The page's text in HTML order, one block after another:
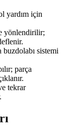
yardım için
yönlendirilir;
sistemi
parça
tekrar